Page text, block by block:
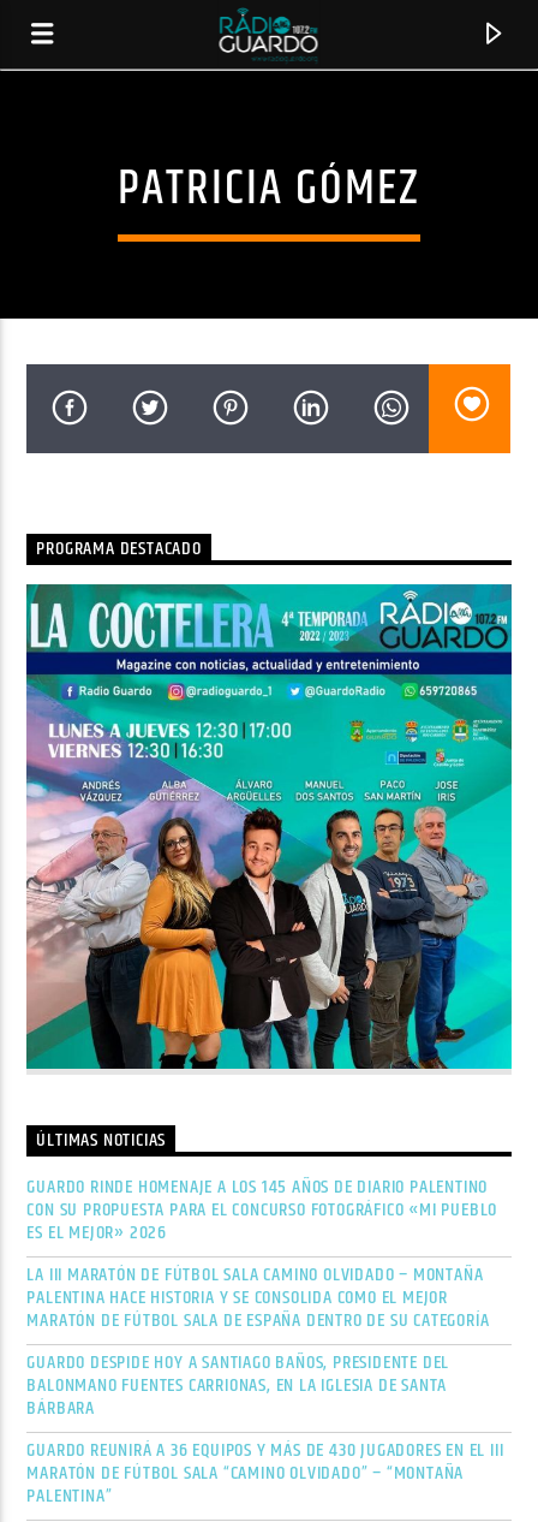
CANCIÓN ACTUAL
Radio AMGu
PATRICIA GÓMEZ
PROGRAMA DESTACADO
ÚLTIMAS NOTICIAS
GUARDO RINDE HOMENAJE A LOS 145 AÑOS DE DIARIO PALENTINO
CON SU PROPUESTA PARA EL CONCURSO FOTOGRÁFICO «MI PUEBLO
ES EL MEJOR» 2026
LA III MARATÓN DE FÚTBOL SALA CAMINO OLVIDADO – MONTAÑA
PALENTINA HACE HISTORIA Y SE CONSOLIDA COMO EL MEJOR
MARATÓN DE FÚTBOL SALA DE ESPAÑA DENTRO DE SU CATEGORÍA
GUARDO DESPIDE HOY A SANTIAGO BAÑOS, PRESIDENTE DEL
BALONMANO FUENTES CARRIONAS, EN LA IGLESIA DE SANTA
BÁRBARA
GUARDO REUNIRÁ A 36 EQUIPOS Y MÁS DE 430 JUGADORES EN EL III
MARATÓN DE FÚTBOL SALA “CAMINO OLVIDADO” – “MONTAÑA
PALENTINA”